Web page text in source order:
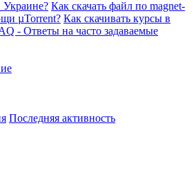
Украине? Как скачать файл по magnet-
µTorrent? Как скачивать курсы в
- Ответы на часто задаваемые
Последняя активность